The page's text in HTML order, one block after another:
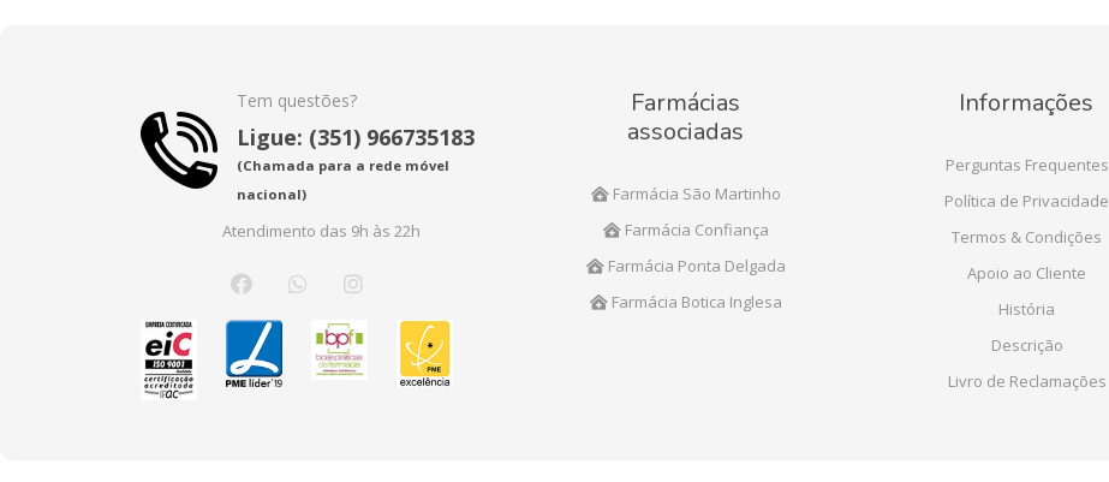
Tem questões?
Ligue: (351) 966735183
(Chamada para a rede móvel
nacional)
Atendimento das 9h às 22h
Farmácias
associadas
Farmácia São Martinho
Farmácia Confiança
Farmácia Ponta Delgada
Farmácia Botica Inglesa
Informações
Perguntas Frequentes
Política de Privacidade
Termos & Condições
Apoio ao Cliente
História
Descrição
Livro de Reclamações